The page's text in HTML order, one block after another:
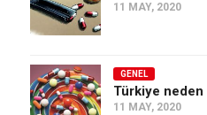
11 MAY, 2020
GENEL
Türkiye
11 MAY, 2020